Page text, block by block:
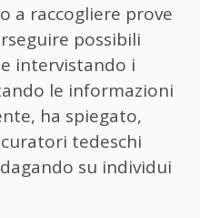
a raccogliere prove
possibili
intervistando i
le informazioni
ha spiegato,
tedeschi
su individui